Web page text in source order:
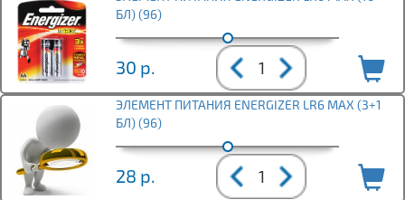
БЛ) (96)
30 р.
ЭЛЕМЕНТ ПИТАНИЯ ENERGIZER LR6 MAX (3+1
БЛ) (96)
28 р.